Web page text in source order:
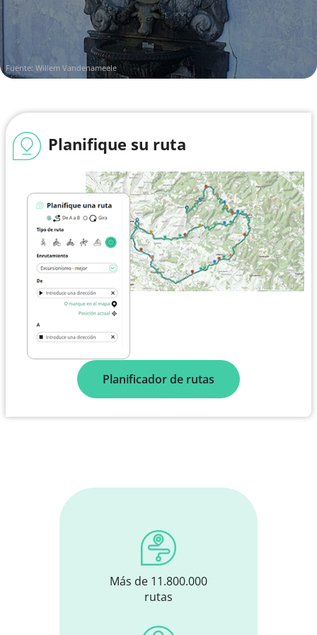
Fuente: Willem Vandenameele
Planifique su ruta
Planificador de rutas
Más de 11.800.000
rutas